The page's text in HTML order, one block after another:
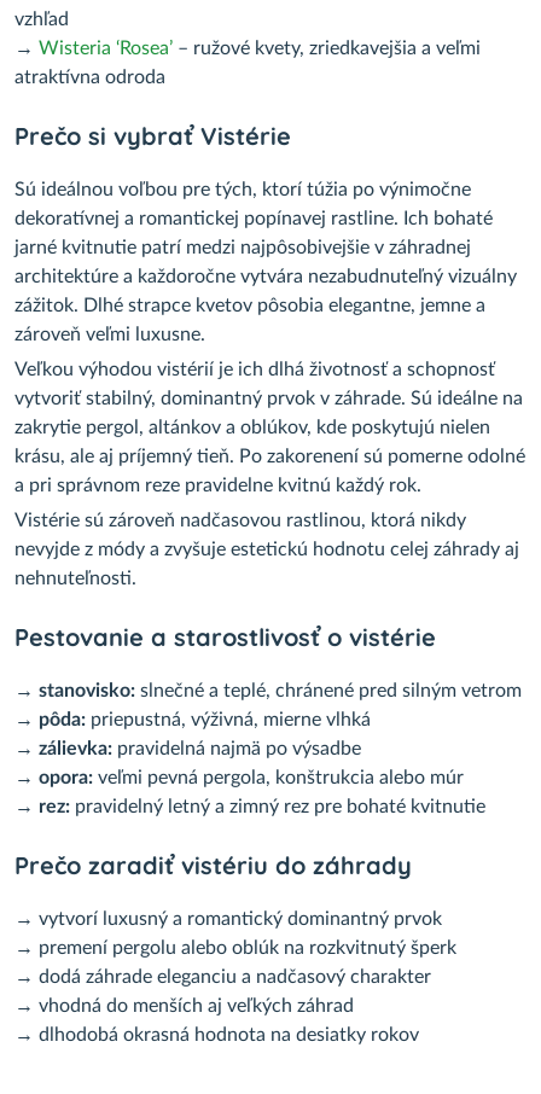
vzhľad
→ Wisteria ‘Rosea’ – ružové kvety, zriedkavejšia a veľmi
atraktívna odroda
Prečo si vybrať Vistérie
Sú ideálnou voľbou pre tých, ktorí túžia po výnimočne
dekoratívnej a romantickej popínavej rastline. Ich bohaté
jarné kvitnutie patrí medzi najpôsobivejšie v záhradnej
architektúre a každoročne vytvára nezabudnuteľný vizuálny
zážitok. Dlhé strapce kvetov pôsobia elegantne, jemne a
zároveň veľmi luxusne.
Veľkou výhodou vistérií je ich dlhá životnosť a schopnosť
vytvoriť stabilný, dominantný prvok v záhrade. Sú ideálne na
zakrytie pergol, altánkov a oblúkov, kde poskytujú nielen
krásu, ale aj príjemný tieň. Po zakorenení sú pomerne odolné
a pri správnom reze pravidelne kvitnú každý rok.
Vistérie sú zároveň nadčasovou rastlinou, ktorá nikdy
nevyjde z módy a zvyšuje estetickú hodnotu celej záhrady aj
nehnuteľnosti.
Pestovanie a starostlivosť o vistérie
→ stanovisko: slnečné a teplé, chránené pred silným vetrom
→ pôda: priepustná, výživná, mierne vlhká
→ zálievka: pravidelná najmä po výsadbe
→ opora: veľmi pevná pergola, konštrukcia alebo múr
→ rez: pravidelný letný a zimný rez pre bohaté kvitnutie
Prečo zaradiť vistériu do záhrady
→ vytvorí luxusný a romantický dominantný prvok
→ premení pergolu alebo oblúk na rozkvitnutý šperk
→ dodá záhrade eleganciu a nadčasový charakter
→ vhodná do menších aj veľkých záhrad
→ dlhodobá okrasná hodnota na desiatky rokov